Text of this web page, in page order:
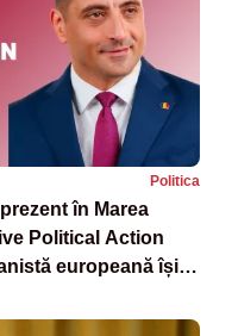
Politica
în Marea
Political Action
europeană își